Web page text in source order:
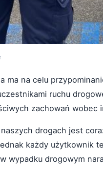
ma na celu
ruchu
zachowań
drogach jest
każdy użytkownik
wypadku drogowym